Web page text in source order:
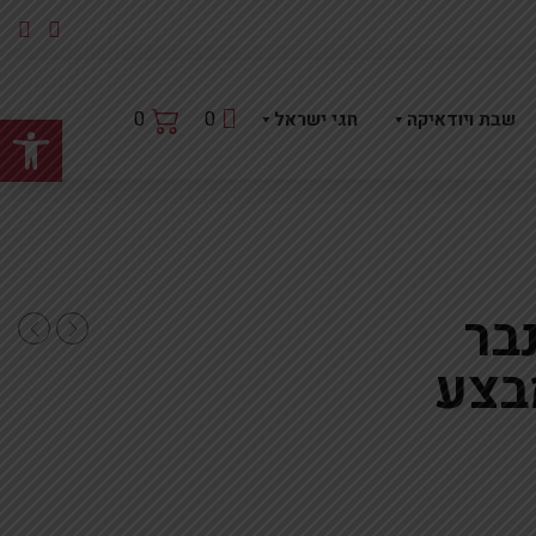
שבת ויודאיקה חגי ישראל 0
0